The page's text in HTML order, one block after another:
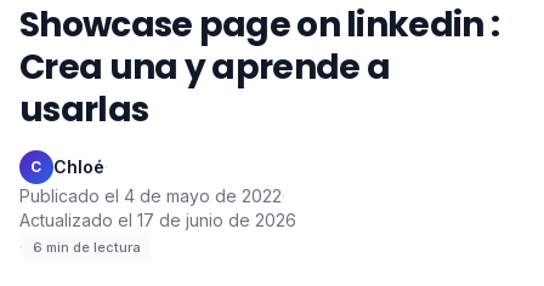
Showcase page on linkedin :
Crea una y aprende a
usarlas
C Chloé·
Publicado el 4 de mayo de 2022·
Actualizado el 17 de junio de 2026
·
6 min de lectura